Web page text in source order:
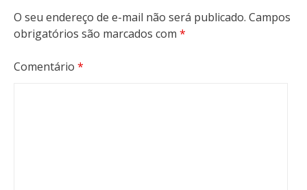
O seu endereço de e-mail não será publicado. Campos
obrigatórios são marcados com *
Comentário *